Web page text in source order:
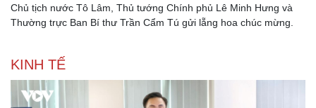
Chủ tịch nước Tô Lâm, Thủ tướng Chính phủ Lê Minh Hưng và
Thường trực Ban Bí thư Trần Cẩm Tú gửi lẵng hoa chúc mừng.
KINH TẾ